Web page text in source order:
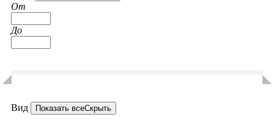
От
До
Вид Показать всеСкрыть